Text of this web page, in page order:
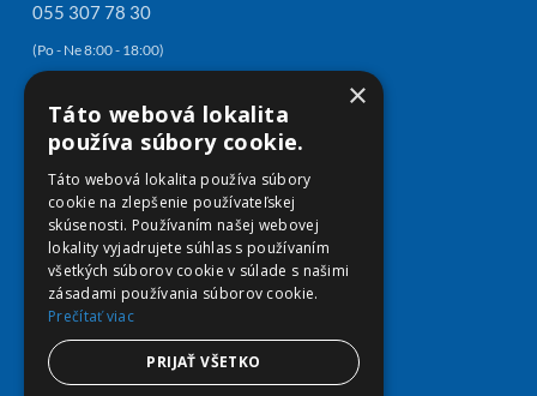
055 307 78 30
(Po - Ne 8:00 - 18:00)
Severné nábrežie 45, 040 01 Košice
Informácie
Články
Kontakt
Všeobecné obchodné podmienky
Zásady spracovania osobných údajov
×
Táto webová lokalita
používa súbory cookie.
Táto webová lokalita používa súbory
cookie na zlepšenie používateľskej
skúsenosti. Používaním našej webovej
lokality vyjadrujete súhlas s používaním
všetkých súborov cookie v súlade s našimi
zásadami používania súborov cookie.
Prečítať viac
PRIJAŤ VŠETKO